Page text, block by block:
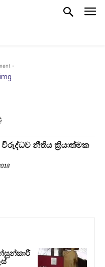
-
නීතිය ක්‍රියාත්මක